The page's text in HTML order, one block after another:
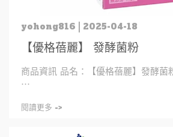
【優格蓓麗】 發酵菌粉
yohong816 | 2025-04-18
商品資訊 品名：【優格蓓麗】發酵
⋯
閱讀更多 ->